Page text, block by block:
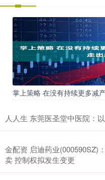
掌上策略 在没有持续更多减
人人生 东莞医圣堂中医院：
金配资 启迪药业(000590SZ)
卖 控制权拟发生变更